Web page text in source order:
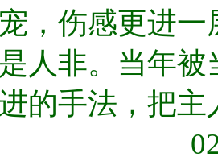
，伤感更进
人非。当年
的手法，把